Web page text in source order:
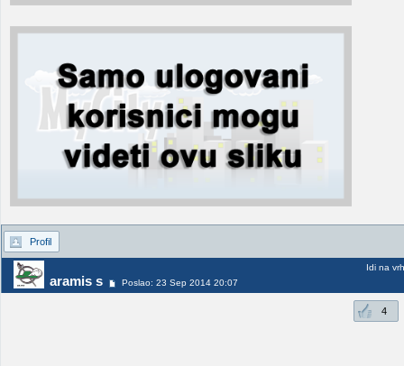
Profil
aramis s Poslao: 23 Sep 2014 20:07
Idi na vrh
4